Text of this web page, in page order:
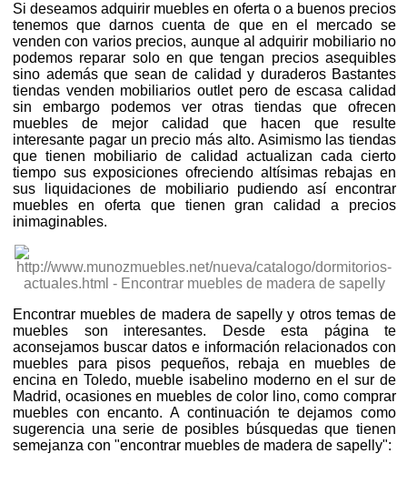
Si deseamos adquirir muebles en oferta o a buenos precios
tenemos que darnos cuenta de que en el mercado se
venden con varios precios, aunque al adquirir mobiliario no
podemos reparar solo en que tengan precios asequibles
sino además que sean de calidad y duraderos Bastantes
tiendas venden mobiliarios outlet pero de escasa calidad
sin embargo podemos ver otras tiendas que ofrecen
muebles de mejor calidad que hacen que resulte
interesante pagar un precio más alto. Asimismo las tiendas
que tienen mobiliario de calidad actualizan cada cierto
tiempo sus exposiciones ofreciendo altísimas rebajas en
sus liquidaciones de mobiliario pudiendo así encontrar
muebles en oferta que tienen gran calidad a precios
inimaginables.
Encontrar muebles de madera de sapelly y otros temas de
muebles son interesantes. Desde esta página te
aconsejamos buscar datos e información relacionados con
muebles para pisos pequeños, rebaja en muebles de
encina en Toledo, mueble isabelino moderno en el sur de
Madrid, ocasiones en muebles de color lino, como comprar
muebles con encanto. A continuación te dejamos como
sugerencia una serie de posibles búsquedas que tienen
semejanza con "encontrar muebles de madera de sapelly":